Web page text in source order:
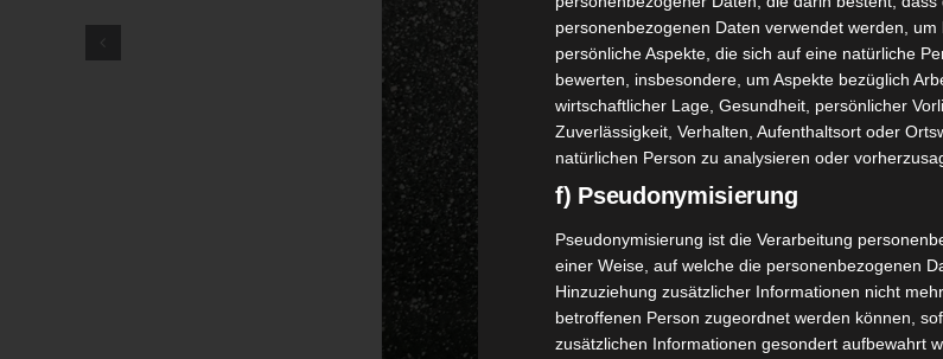
personenbezogenen Daten verwendet werden, um
persönliche Aspekte, die sich auf eine natürliche
bewerten, insbesondere, um Aspekte bezüglich
wirtschaftlicher Lage, Gesundheit, persönlicher
Zuverlässigkeit, Verhalten, Aufenthaltsort oder
natürlichen Person zu analysieren oder
f) Pseudonymisierung
Pseudonymisierung ist die Verarbeitung
einer Weise, auf welche die personenbezogenen
Hinzuziehung zusätzlicher Informationen nicht
betroffenen Person zugeordnet werden können,
zusätzlichen Informationen gesondert aufbewahrt